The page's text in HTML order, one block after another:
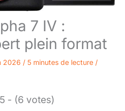
7 IV :
plein format
2026 / 5 minutes de lecture /
- (6 votes)